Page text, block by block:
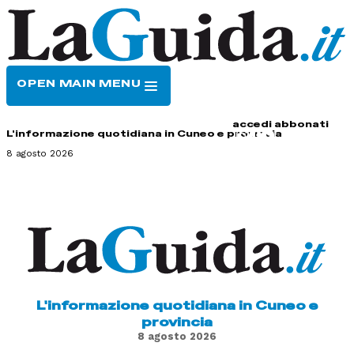
OPEN MAIN MENU
accedi abbonati
L'informazione quotidiana in Cuneo e provincia
8 agosto 2026
L'informazione quotidiana in Cuneo e
provincia
8 agosto 2026